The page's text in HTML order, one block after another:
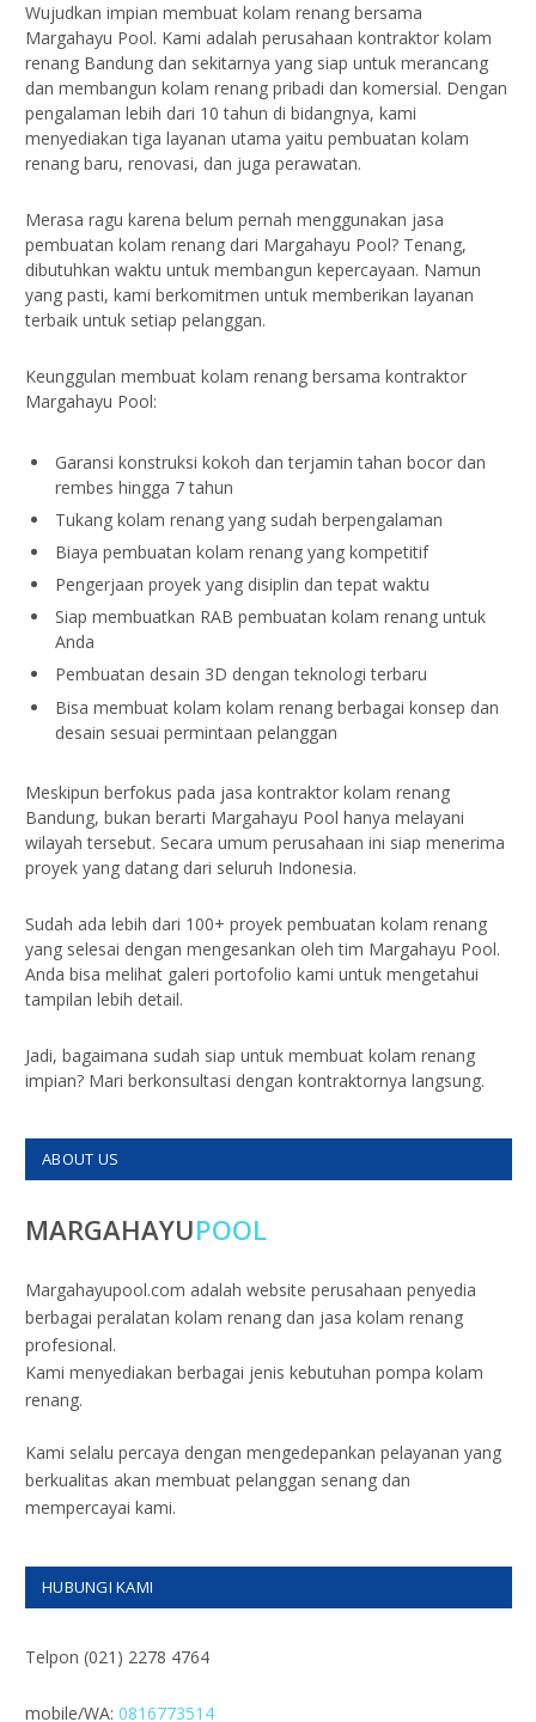
Wujudkan impian membuat kolam renang bersama
Margahayu Pool. Kami adalah perusahaan kontraktor kolam
renang Bandung dan sekitarnya yang siap untuk merancang
dan membangun kolam renang pribadi dan komersial. Dengan
pengalaman lebih dari 10 tahun di bidangnya, kami
menyediakan tiga layanan utama yaitu pembuatan kolam
renang baru, renovasi, dan juga perawatan.
Merasa ragu karena belum pernah menggunakan jasa
pembuatan kolam renang dari Margahayu Pool? Tenang,
dibutuhkan waktu untuk membangun kepercayaan. Namun
yang pasti, kami berkomitmen untuk memberikan layanan
terbaik untuk setiap pelanggan.
Keunggulan membuat kolam renang bersama kontraktor
Margahayu Pool:
Garansi konstruksi kokoh dan terjamin tahan bocor dan
rembes hingga 7 tahun
Tukang kolam renang yang sudah berpengalaman
Biaya pembuatan kolam renang yang kompetitif
Pengerjaan proyek yang disiplin dan tepat waktu
Siap membuatkan RAB pembuatan kolam renang untuk
Anda
Pembuatan desain 3D dengan teknologi terbaru
Bisa membuat kolam kolam renang berbagai konsep dan
desain sesuai permintaan pelanggan
Meskipun berfokus pada jasa kontraktor kolam renang
Bandung, bukan berarti Margahayu Pool hanya melayani
wilayah tersebut. Secara umum perusahaan ini siap menerima
proyek yang datang dari seluruh Indonesia.
Sudah ada lebih dari 100+ proyek pembuatan kolam renang
yang selesai dengan mengesankan oleh tim Margahayu Pool.
Anda bisa melihat galeri portofolio kami untuk mengetahui
tampilan lebih detail.
Jadi, bagaimana sudah siap untuk membuat kolam renang
impian? Mari berkonsultasi dengan kontraktornya langsung.
ABOUT US
MARGAHAYUPOOL
Margahayupool.com adalah website perusahaan penyedia
berbagai peralatan kolam renang dan jasa kolam renang
profesional.
Kami menyediakan berbagai jenis kebutuhan pompa kolam
renang.
Kami selalu percaya dengan mengedepankan pelayanan yang
berkualitas akan membuat pelanggan senang dan
mempercayai kami.
HUBUNGI KAMI
Telpon (021) 2278 4764
mobile/WA: 0816773514